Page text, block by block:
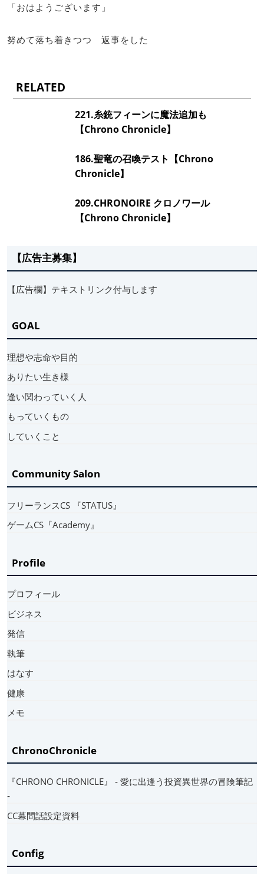
「おはようございます」
努めて落ち着きつつ 返事をした
RELATED
221.糸銃フィーンに魔法追加も
【Chrono Chronicle】
186.聖竜の召喚テスト【Chrono
Chronicle】
209.CHRONOIRE クロノワール
【Chrono Chronicle】
【広告主募集】
【広告欄】テキストリンク付与します
GOAL
理想や志命や目的
ありたい生き様
逢い関わっていく人
もっていくもの
していくこと
Community Salon
フリーランスCS 『STATUS』
ゲームCS『Academy』
Profile
プロフィール
ビジネス
発信
執筆
はなす
健康
メモ
ChronoChronicle
『CHRONO CHRONICLE』 ‐ 愛に出逢う投資異世界の冒険筆記
‐
CC幕間話設定資料
Config